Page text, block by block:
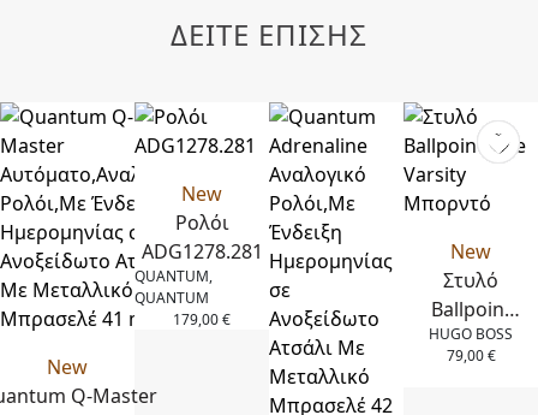
ΔΕΙΤΕ ΕΠΙΣΗΣ
New
Q-Master
New
Ρολόι
ADG1278.281
QUANTUM,
QUANTUM
179,00€
New
Στυλό
Ballpoint
Rive
Varsity
HUGO BOSS
79,00€